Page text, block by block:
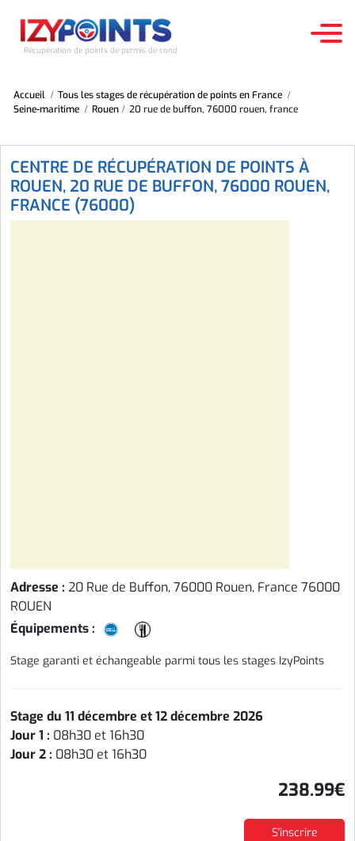
Récupération de points de permis de conduire
ACCUEIL
STAGES RÉCUPÉRATION DES POINTS
TESTS D'APTITUDE
Accueil
Tous les stages de récupération de points en France
Seine-maritime
Rouen 20 rue de buffon, 76000 rouen, france
CENTRE DE RÉCUPÉRATION DE POINTS À
ROUEN, 20 RUE DE BUFFON, 76000 ROUEN,
FRANCE (76000)
Adresse : 20 Rue de Buffon, 76000 Rouen, France 76000
ROUEN
Équipements :
Stage garanti et échangeable parmi tous les stages IzyPoints
Stage du 11 décembre et 12 décembre 2026
Jour 1 : 08h30 et 16h30
Jour 2 : 08h30 et 16h30
238.99€
S'inscrire